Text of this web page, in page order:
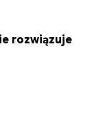
rozwiązuje